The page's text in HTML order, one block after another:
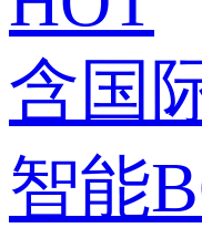
含国
智能